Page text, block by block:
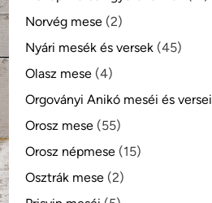
Norvég mese (2)
Nyári mesék és versek (45)
Olasz mese (4)
Orgoványi Anikó meséi és versei
Orosz mese (55)
Orosz népmese (15)
Osztrák mese (2)